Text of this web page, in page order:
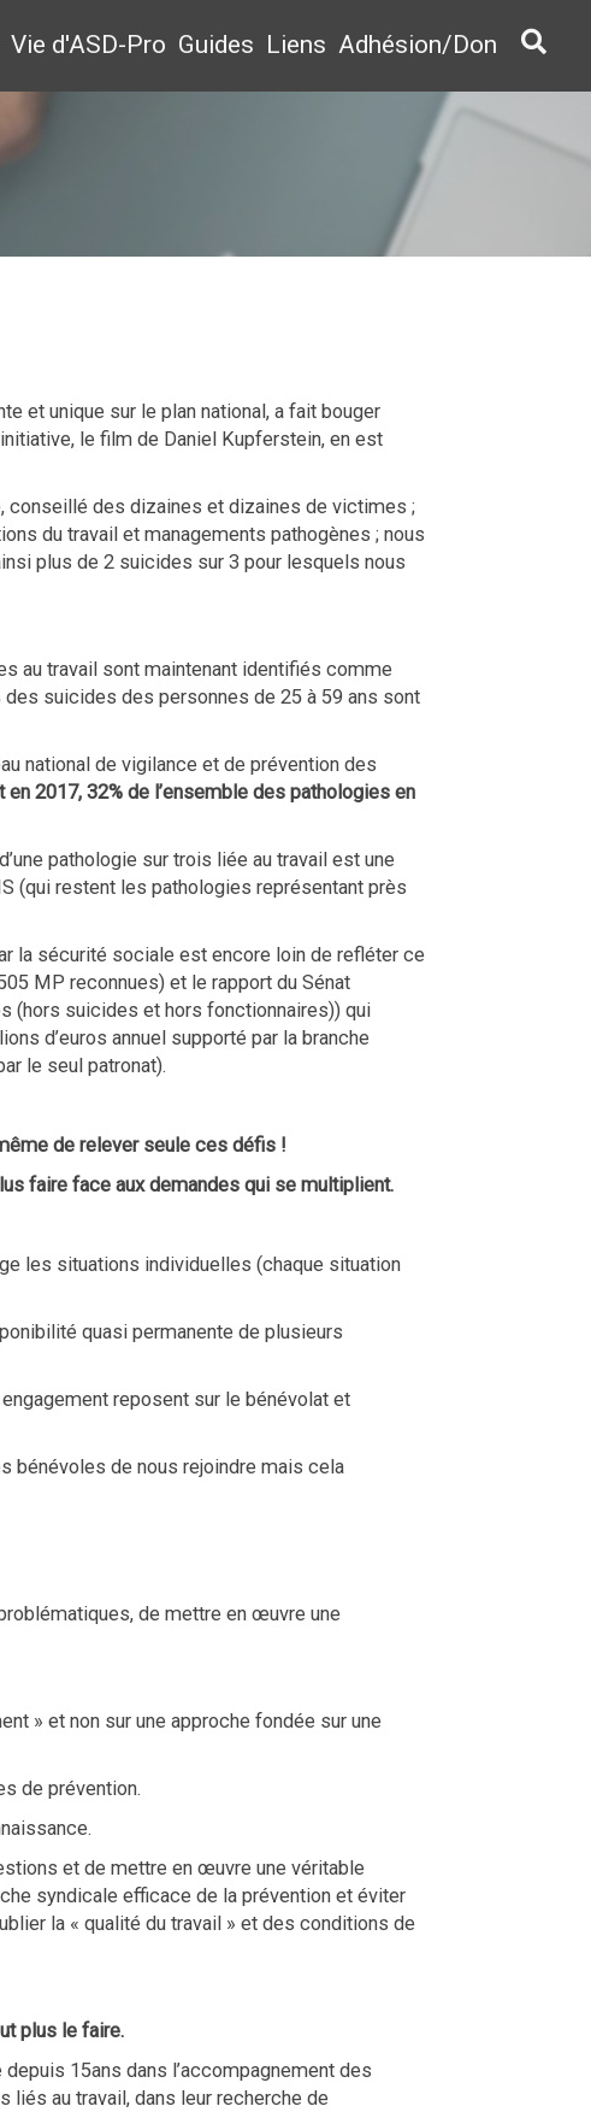
Vie d'ASD-Pro Guides Liens Adhésion/Don
et unique sur le plan national, a fait bouger
le film de Daniel Kupferstein, en est
conseillé des dizaines et dizaines de victimes ;
du travail et managements pathogènes ; nous
plus de 2 suicides sur 3 pour lesquels nous
au travail sont maintenant identifiés comme
suicides des personnes de 25 à 59 ans sont
national de vigilance et de prévention des
2017, 32% de l’ensemble des pathologies en
pathologie sur trois liée au travail est une
(qui restent les pathologies représentant près
la sécurité sociale est encore loin de refléter ce
MP reconnues) et le rapport du Sénat
(hors suicides et hors fonctionnaires)) qui
d’euros annuel supporté par la branche
le seul patronat).
de relever seule ces défis !
faire face aux demandes qui se multiplient.
les situations individuelles (chaque situation
quasi permanente de plusieurs
reposent sur le bénévolat et
bénévoles de nous rejoindre mais cela
de mettre en œuvre une
» et non sur une approche fondée sur une
de prévention.
et de mettre en œuvre une véritable
syndicale efficace de la prévention et éviter
la « qualité du travail » et des conditions de
plus le faire.
15ans dans l’accompagnement des
au travail, dans leur recherche de